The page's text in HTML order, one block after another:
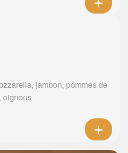
jambon, pommes de
oignons